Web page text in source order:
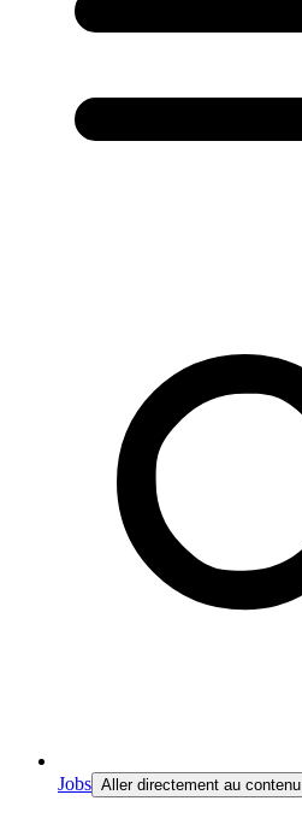
Jobs Aller directement au contenu